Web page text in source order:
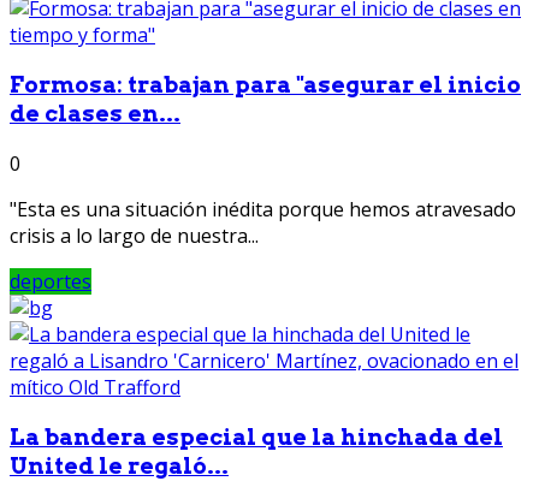
Formosa: trabajan para "asegurar el inicio
de clases en...
0
"Esta es una situación inédita porque hemos atravesado
crisis a lo largo de nuestra...
deportes
La bandera especial que la hinchada del
United le regaló...